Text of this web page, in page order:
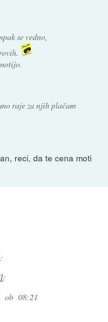
se vedno,
raje za njih plačam
reci, da te cena moti
:
:
ob 08:21